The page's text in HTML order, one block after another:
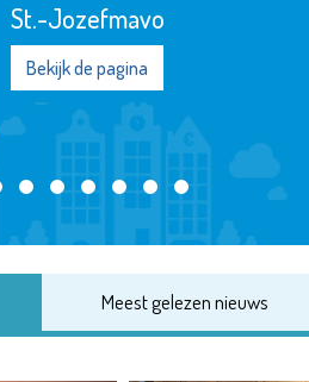
St.-Jozefmavo
Bekijk de pagina
Meest gelezen nieuws